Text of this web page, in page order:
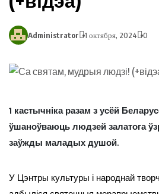
Administrator 1 октября, 2024 0
1 кастычніка разам з усёй
ўшаноўваюць людзей залатога
заўжды маладых душой.
У Цэнтры культуры і народнай